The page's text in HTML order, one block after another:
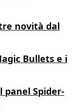
novità dal
Bullets e i
Spider-